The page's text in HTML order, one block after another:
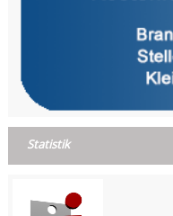
Statistik